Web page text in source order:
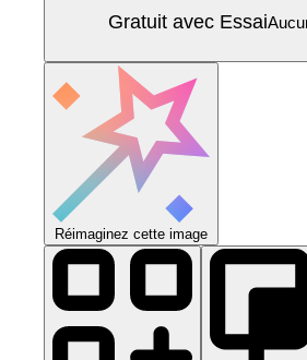
Gratuit avec Essai
Réimaginez cette image